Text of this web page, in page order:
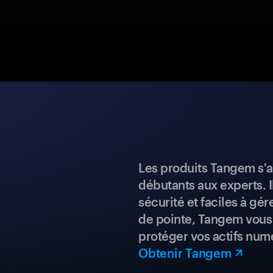
Les produits Tangem
débutants aux experts.
sécurité et faciles à
de pointe, Tangem
protéger vos actifs
Obtenir Tangem